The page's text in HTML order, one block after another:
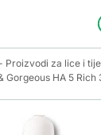
Proizvodi za lice i
Gorgeous HA 5 Rich